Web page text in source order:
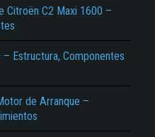
Citroën C2 Maxi 1600 –
Estructura, Componentes
de Arranque –